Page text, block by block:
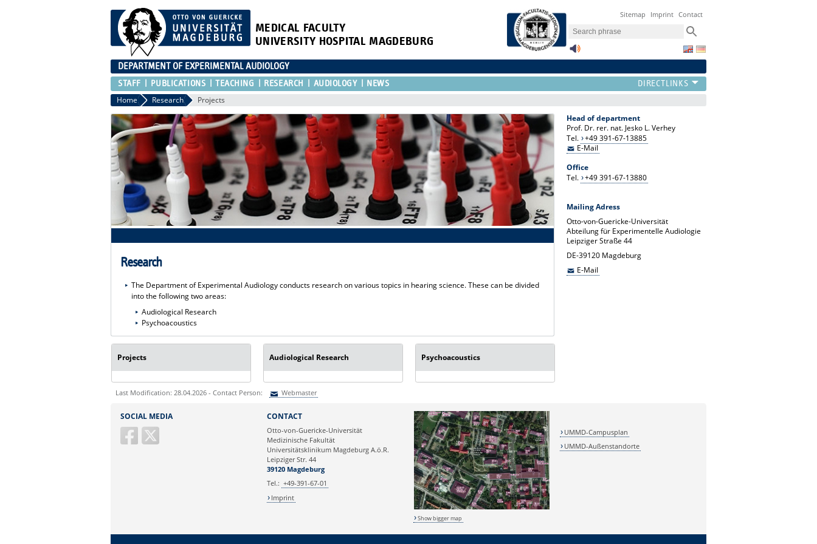
MEDICAL FACULTY
UNIVERSITY HOSPITAL MAGDEBURG
Sitemap Imprint Contact
DEPARTMENT OF EXPERIMENTAL AUDIOLOGY
STAFF PUBLICATIONS TEACHING RESEARCH AUDIOLOGY NEWS
Home Research Projects
Research
The Department of Experimental Audiology conducts research on various topics in hearing science. These can be divided
into the following two areas:
Audiological Research
Psychoacoustics
Projects Audiological Research Psychoacoustics
Head of department
Prof. Dr. rer. nat. Jesko L. Verhey
Tel. +49 391-67-13885
E-Mail
Office
Tel. +49 391-67-13880
Mailing Adress
Otto-von-Guericke-Universität
Abteilung für Experimentelle Audiologie
Leipziger Straße 44
DE-39120 Magdeburg
E-Mail
Last Modification: 28.04.2026 - Contact Person: Webmaster
Ihre E-Mailadresse:
SOCIAL MEDIA CONTACT
Otto-von-Guericke-Universität
Medizinische Fakultät
Universitätsklinikum Magdeburg A.ö.R.
Leipziger Str. 44
39120 Magdeburg
Tel.: +49-391-67-01
Imprint
Show bigger map
UMMD-Campusplan
UMMD-Außenstandorte